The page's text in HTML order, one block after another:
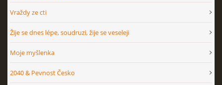
Vraždy ze cti
Žije se dnes lépe, soudruzi, žije se veseleji
Moje myšlenka
2040 & Pevnost Česko